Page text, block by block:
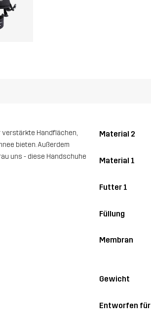
verstärkte Handflächen,
bieten. Außerdem
uns - diese Handschuhe
Material 2
Material 1
Futter 1
Füllung
Membran
Gewicht
Entworfen für